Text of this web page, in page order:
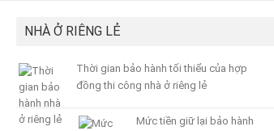
NHÀ Ở RIÊNG LẺ
Thời gian bảo hành tối thiểu của hợp
đồng thi công nhà ở riêng lẻ
Mức tiền giữ lại bảo hành